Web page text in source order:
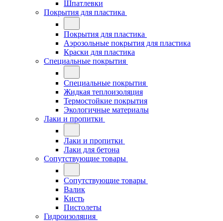
Шпатлевки
Покрытия для пластика
Покрытия для пластика
Аэрозольные покрытия для пластика
Краски для пластика
Специальные покрытия
Специальные покрытия
Жидкая теплоизоляция
Термостойкие покрытия
Экологичные материалы
Лаки и пропитки
Лаки и пропитки
Лаки для бетона
Сопутствующие товары
Сопутствующие товары
Валик
Кисть
Пистолеты
Гидроизоляция